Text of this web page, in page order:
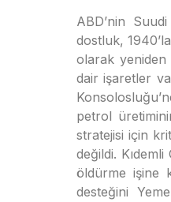
ABD’nin
dostluk,
olarak yeniden
dair işaretler
petrol
stratejisi için
değildi.
öldürme işine
desteğini